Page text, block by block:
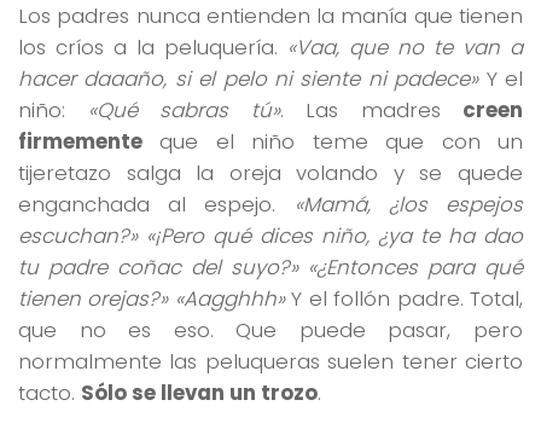
Los padres nunca entienden la manía que tienen
los críos a la peluquería. «Vaa, que no te van a
hacer daaaño, si el pelo ni siente ni padece»Y el
niño:
«Qué sabras tú». Las madres creen
firmemente que el niño teme que con un
tijeretazo salga la oreja volando y se quede
enganchada al espejo. «Mamá, ¿los espejos
escuchan?» «¡Pero qué dices niño, ¿ya te ha dao
tu padre coñac del suyo?» «¿Entonces para qué
tienen orejas?» «Aagghhh»Y el follón padre. Total,
que no es eso. Que puede pasar, pero
normalmente las peluqueras suelen tener cierto
tacto. Sólo se llevan un trozo.